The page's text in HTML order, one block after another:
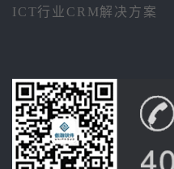
ICT行业CRM解决方案